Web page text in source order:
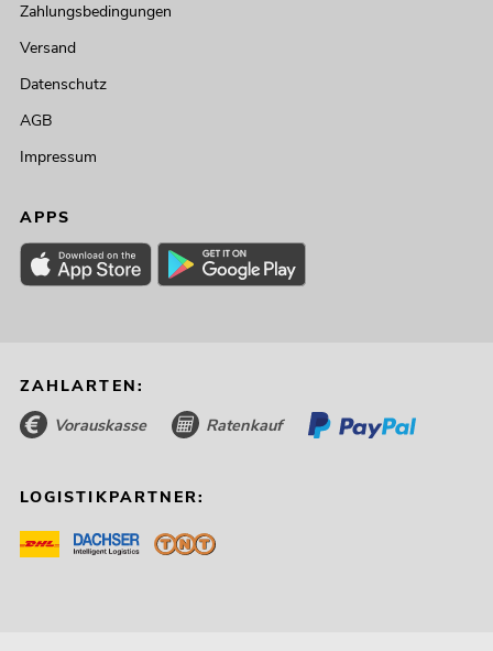
Zahlungsbedingungen
Versand
Datenschutz
AGB
Impressum
APPS
ZAHLARTEN:
Vorauskasse Ratenkauf
LOGISTIKPARTNER: